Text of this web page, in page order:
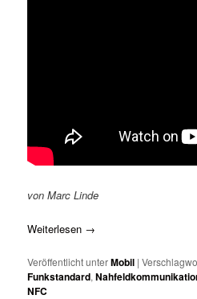
von Marc Linde
Weiterlesen →
Veröffentlicht unterMobil |
Funkstandard,
NFC